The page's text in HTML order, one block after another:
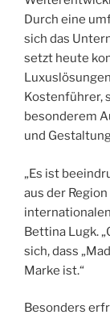
Durch eine
sich das
setzt heute
Kostenführer,
besonderem
und
„Es ist
aus der
Bettina Lugk.
sich, dass
Marke ist.“
Besonders